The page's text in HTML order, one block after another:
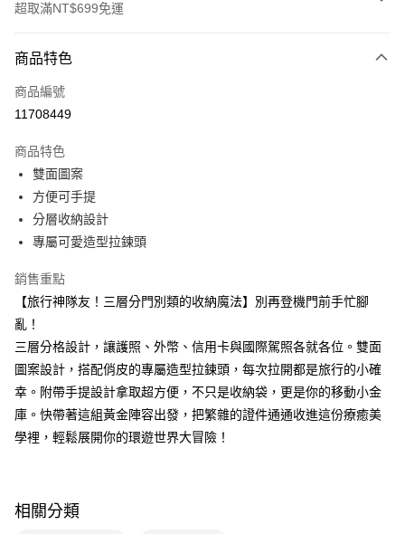
超取滿NT$699免運
信用卡一次付款
超商取貨付款
Apple Pay
街口支付
悠遊付
Google Pay
大哥付你分期
相關說明
【大哥付你分期使用說明】
1.本服務由台灣大哥大提供，台灣大哥大用戶可立即使用無須另外申請。
2.付款方式選擇「大哥付你分期」，訂單成立後會自動跳轉到大哥付的交易
流程，驗證手機門號後，選擇欲分期的期數、繳款截止日，確認付款後即完
成交易。
4.訂單成立30分鐘內，如未前往確認交易或遇審核未通過，訂單將自動取
1.分期款項不併入電信帳單，「大哥付你分期」於每月結算日後寄送繳費提
【關於「AFTEE先享後付」】
AFTEE先享後付是「在收到商品之後才付款」的支付方式。 讓您購物簡單
便利好安心！
【「AFTEE先享後付」結帳流程】
ATM付款
每筆NT$80，滿NT$699(含以上)免運費
商品特色
商品編號
11708449
商品特色
雙面圖案
方便可手提
分層收納設計
專屬可愛造型拉鍊頭
銷售重點
【旅行神隊友！三層分門別類的收納魔法】別再登機門前手忙腳
亂！
三層分格設計，讓護照、外幣、信用卡與國際駕照各就各位。雙面
圖案設計，搭配俏皮的專屬造型拉鍊頭，每次拉開都是旅行的小確
幸。附帶手提設計拿取超方便，不只是收納袋，更是你的移動小金
庫。快帶著這組黃金陣容出發，把繁雜的證件通通收進這份療癒美
學裡，輕鬆展開你的環遊世界大冒險！
相關分類